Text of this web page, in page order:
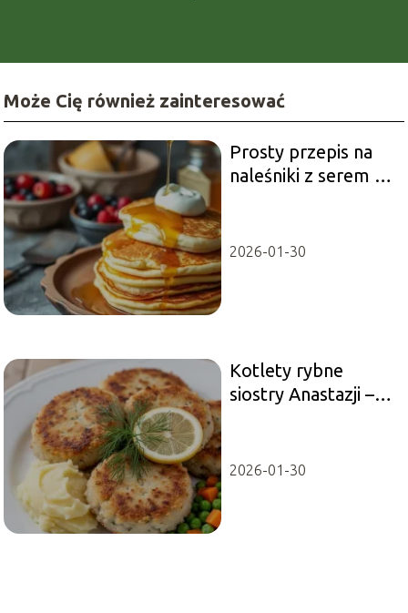
Może Cię również zainteresować
Prosty przepis na
naleśniki z serem –
2026-01-30
Kotlety rybne
siostry Anastazji –
2026-01-30